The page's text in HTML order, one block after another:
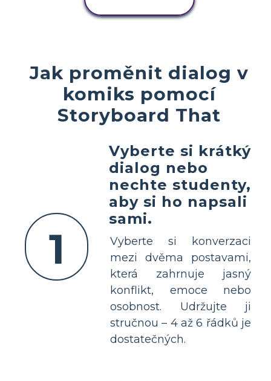
Jak proměnit dialog v
komiks pomocí
Storyboard That
1
Vyberte si krátký
dialog nebo
nechte studenty,
aby si ho napsali
sami.
Vyberte si konverzaci
mezi dvěma postavami,
která zahrnuje jasný
konflikt, emoce nebo
osobnost. Udržujte ji
stručnou – 4 až 6 řádků je
dostatečných.